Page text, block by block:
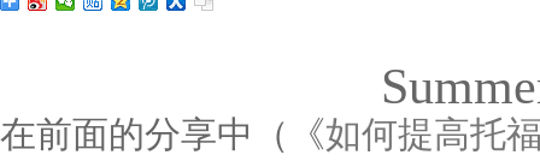
在前面的分享中（《如何提高托